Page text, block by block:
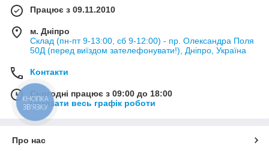
Працює з 09.11.2010
м. Дніпро
Склад (пн-пт 9-13:00, сб 9-12:00) - пр. Олександра Поля
50Д (перед виїздом зателефонувати!), Дніпро, Україна
Контакти
Сьогодні працює з 09:00 до 18:00
Показати весь графік роботи
Про нас
КНОПКА
ЗВ'ЯЗКУ